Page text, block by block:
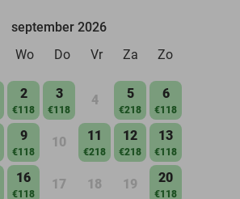
september 2026
Wo Do Vr Za Zo
2
€118
3
€118
4 5
€218
6
€118
9
€118
10 11
€218
12
€218
13
€118
16
€118
17 18 19 20
€118